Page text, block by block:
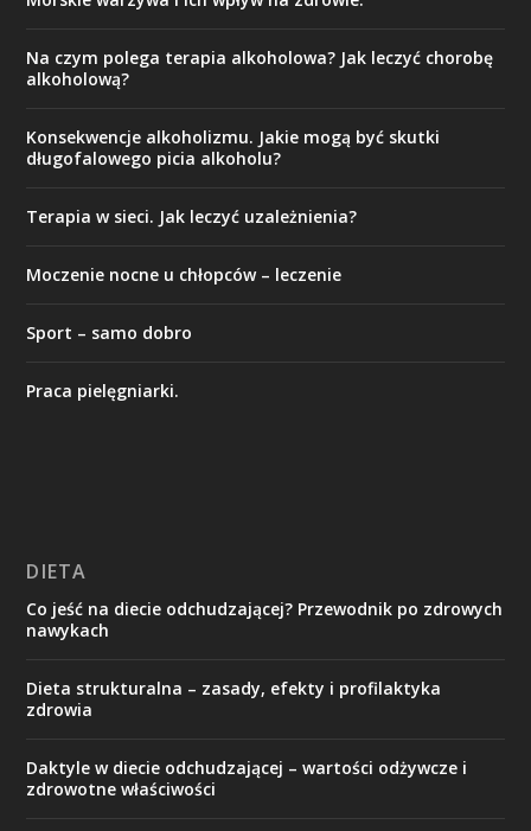
Na czym polega terapia alkoholowa? Jak leczyć chorobę
alkoholową?
Konsekwencje alkoholizmu. Jakie mogą być skutki
długofalowego picia alkoholu?
Terapia w sieci. Jak leczyć uzależnienia?
Moczenie nocne u chłopców – leczenie
Sport – samo dobro
Praca pielęgniarki.
DIETA
Co jeść na diecie odchudzającej? Przewodnik po zdrowych
nawykach
Dieta strukturalna – zasady, efekty i profilaktyka
zdrowia
Daktyle w diecie odchudzającej – wartości odżywcze i
zdrowotne właściwości